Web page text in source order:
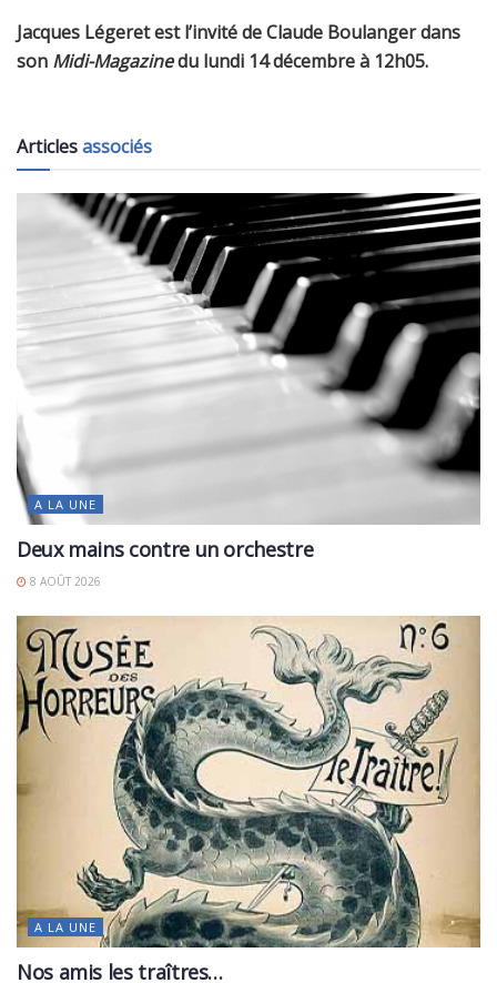
Jacques Légeret est l’invité de Claude Boulanger dans
son Midi-Magazinedu lundi 14 décembre à 12h05.
Articlesassociés
A LA UNE
Deux mains contre un orchestre
8 AOÛT 2026
A LA UNE
Nos amis les traîtres…